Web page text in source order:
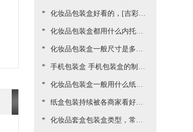
四方]
质？[吉彩四方]为您一一罗列
出来
* 化妆品包装盒好看的，[吉彩四
方]为客户做出各种好看包装案
例
* 化妆品包装盒都用什么内托，
[吉彩四方]常见的有三种材质
* 化妆品包装盒一般尺寸是多
少，实际测算的尺寸更精准[吉
彩四方]
* 手机包装盒 手机包装盒的制作
过程[吉彩四方]详解包装的制
作流程
* 化妆品包装盒一般用什么纸，
说说常用的材质都有哪些[吉彩
四方]
* 纸盒包装持续被各商家看好，
源于国家对环保的重视与监管
* 化妆品套盒包装盒类型，常见